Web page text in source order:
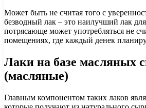
Может быть не считая того с
безводный лак – это наилучший лак
потрясающе может употребляться не
помещениях, где каждый денек
Лаки на базе масляных
(масляные)
Главным компонентом таких лаков